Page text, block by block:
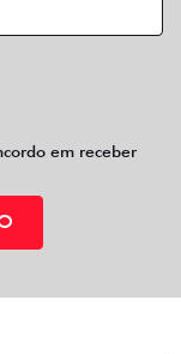
em receber